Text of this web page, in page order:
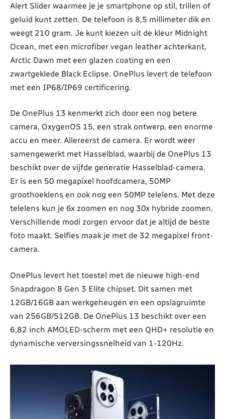
Alert Slider waarmee je je smartphone op stil, trillen of
geluid kunt zetten. De telefoon is 8,5 millimeter dik en
weegt 210 gram. Je kunt kiezen uit de kleur Midnight
Ocean, met een microfiber vegan leather achterkant,
Arctic Dawn met een glazen coating en een
zwartgeklede Black Eclipse. OnePlus levert de telefoon
met een IP68/IP69 certificering.
De OnePlus 13 kenmerkt zich door een nog betere
camera, OxygenOS 15, een strak ontwerp, een enorme
accu en meer. Allereerst de camera. Er wordt weer
samengewerkt met Hasselblad, waarbij de OnePlus 13
beschikt over de vijfde generatie Hasselblad-camera.
Er is een 50 megapixel hoofdcamera, 50MP
groothoeklens en ook nog een 50MP telelens. Met deze
telelens kun je 6x zoomen en nog 30x hybride zoomen.
Verschillende modi zorgen ervoor dat je altijd de beste
foto maakt. Selfies maak je met de 32 megapixel front-
camera.
OnePlus levert het toestel met de nieuwe high-end
Snapdragon 8 Gen 3 Elite chipset. Dit samen met
12GB/16GB aan werkgeheugen en een opslagruimte
van 256GB/512GB. De OnePlus 13 beschikt over een
6,82 inch AMOLED-scherm met een QHD+ resolutie en
dynamische verversingssnelheid van 1-120Hz.